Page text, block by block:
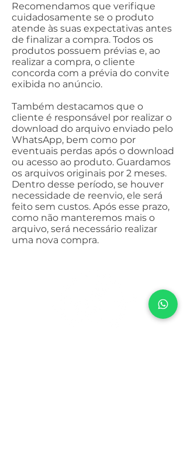
Recomendamos que verifique
cuidadosamente se o produto
atende às suas expectativas antes
de finalizar a compra. Todos os
produtos possuem prévias e, ao
realizar a compra, o cliente
concorda com a prévia do convite
exibida no anúncio.
Também destacamos que o
cliente é responsável por realizar o
download do arquivo enviado pelo
WhatsApp, bem como por
eventuais perdas após o download
ou acesso ao produto. Guardamos
os arquivos originais por 2 meses.
Dentro desse período, se houver
necessidade de reenvio, ele será
feito sem custos. Após esse prazo,
como não manteremos mais o
arquivo, será necessário realizar
uma nova compra.